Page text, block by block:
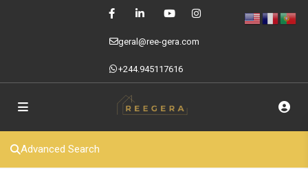
geral@ree-gera.com
+244.945117616
Advanced Search